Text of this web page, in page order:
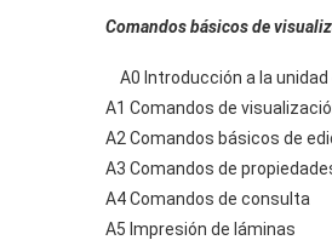
Comandos básicos de
A0 Introducción a la
A1 Comandos de
A2 Comandos básicos de
A3 Comandos de
A4 Comandos de consulta
A5 Impresión de láminas